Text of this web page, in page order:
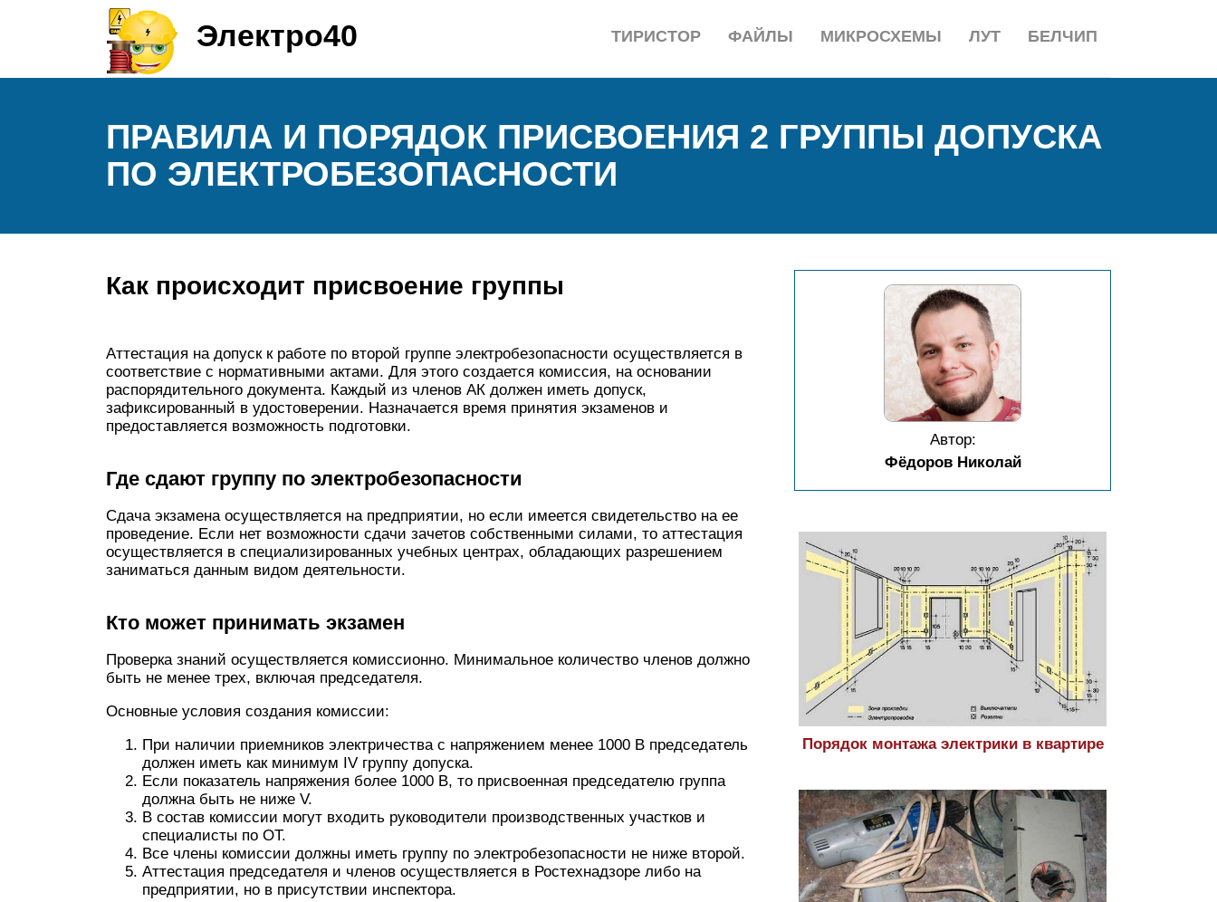
Электро40 БЕЛЧИП
ЛУТ
МИКРОСХЕМЫ
ФАЙЛЫ
ТИРИСТОР
ПРАВИЛА И ПОРЯДОК ПРИСВОЕНИЯ 2 ГРУППЫ ДОПУСКА
ПО ЭЛЕКТРОБЕЗОПАСНОСТИ
Как происходит присвоение группы
Аттестация на допуск к работе по второй группе электробезопасности осуществляется в
соответствие с нормативными актами. Для этого создается комиссия, на основании
распорядительного документа. Каждый из членов АК должен иметь допуск,
зафиксированный в удостоверении. Назначается время принятия экзаменов и
предоставляется возможность подготовки.
Где сдают группу по электробезопасности
Сдача экзамена осуществляется на предприятии, но если имеется свидетельство на ее
проведение. Если нет возможности сдачи зачетов собственными силами, то аттестация
осуществляется в специализированных учебных центрах, обладающих разрешением
заниматься данным видом деятельности.
Кто может принимать экзамен
Проверка знаний осуществляется комиссионно. Минимальное количество членов должно
быть не менее трех, включая председателя.
Основные условия создания комиссии:
При наличии приемников электричества с напряжением менее 1000 В председатель
должен иметь как минимум IV группу допуска.
Если показатель напряжения более 1000 В, то присвоенная председателю группа
должна быть не ниже V.
В состав комиссии могут входить руководители производственных участков и
специалисты по ОТ.
Все члены комиссии должны иметь группу по электробезопасности не ниже второй.
Аттестация председателя и членов осуществляется в Ростехнадзоре либо на
предприятии, но в присутствии инспектора.
Автор:
Фёдоров Николай
Порядок монтажа электрики в квартире